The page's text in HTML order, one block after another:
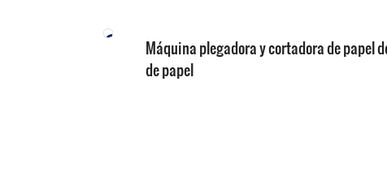
Máquina plegadora y cortadora de papel
de papel